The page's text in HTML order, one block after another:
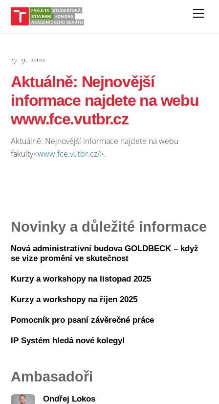
Skip
17. 9. 2021
Aktuálně: Nejnovější
informace najdete na webu
www.fce.vutbr.cz
Aktuálně: Nejnovější informace najdete na webu
fakulty<www.fce.vutbr.cz/>.
Novinky a důležité informace
Nová administrativní budova GOLDBECK – když
se vize promění ve skutečnost
Kurzy a workshopy na listopad 2025
Kurzy a workshopy na říjen 2025
Pomocník pro psaní závěrečné práce
IP Systém hledá nové kolegy!
Ambasadoři
Ondřej Lokos